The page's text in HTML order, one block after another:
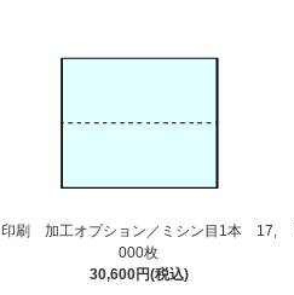
印刷 加工オプション／ミシン目1本 17,
000枚
30,600円(税込)